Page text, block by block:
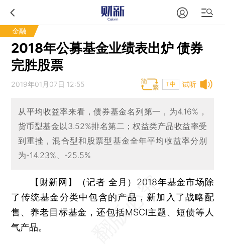
金融
2018年公募基金业绩表出炉 债券
完胜股票
试听
2019年01月07日 12:55 T中
从平均收益率来看，债券基金名列第一，为4.16%，
货币型基金以3.52%排名第二；权益类产品收益率受
到重挫，混合型和股票型基金全年平均收益率分别
为-14.23%、-25.5%
【财新网】（记者 全月） 2018年基金市场除
了传统基金分类中包含的产品，新加入了战略配
售、养老目标基金，还包括MSCI主题、短债等人
气产品。